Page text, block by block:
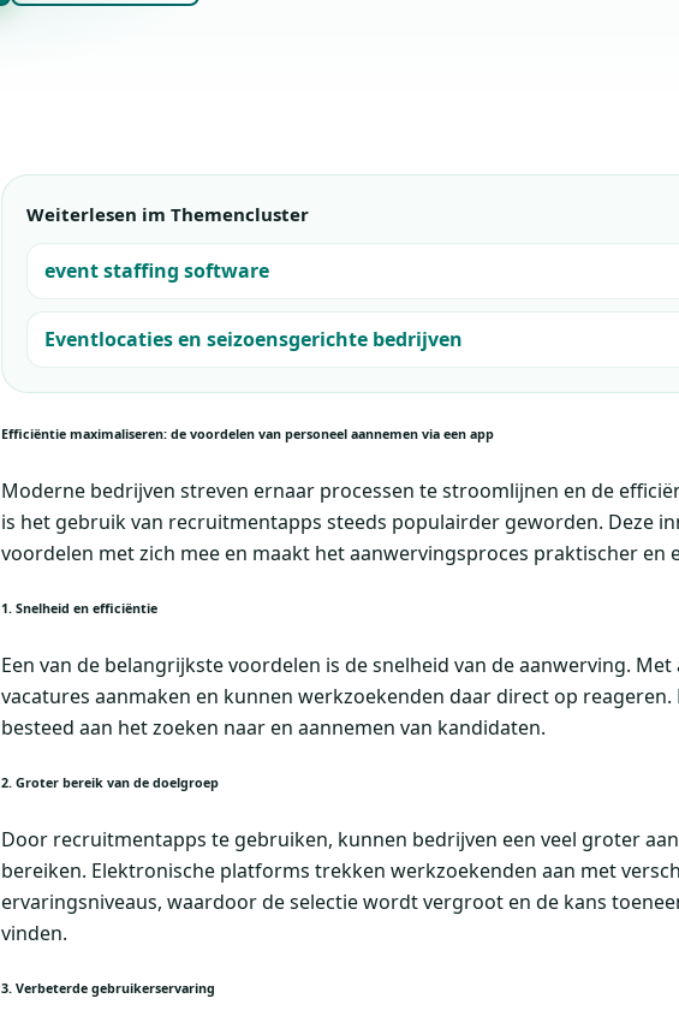
Weiterlesen im Themencluster
event staffing software
Eventlocaties en seizoensgerichte bedrijven
Efficiëntie maximaliseren: de voordelen van personeel aannemen via een app
Moderne bedrijven streven ernaar processen te stroomlijnen en de
is het gebruik van recruitmentapps steeds populairder geworden. Deze
voordelen met zich mee en maakt het aanwervingsproces praktischer en
1. Snelheid en efficiëntie
Een van de belangrijkste voordelen is de snelheid van de aanwerving.
vacatures aanmaken en kunnen werkzoekenden daar direct op
besteed aan het zoeken naar en aannemen van kandidaten.
2. Groter bereik van de doelgroep
Door recruitmentapps te gebruiken, kunnen bedrijven een veel groter
bereiken. Elektronische platforms trekken werkzoekenden aan met
ervaringsniveaus, waardoor de selectie wordt vergroot en de kans
vinden.
3. Verbeterde gebruikerservaring